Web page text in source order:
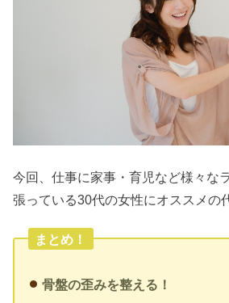
今回、仕事に家事・育児など様々な
張っている30代の女性にオススメの
まとめ！
骨盤の歪みを整える！